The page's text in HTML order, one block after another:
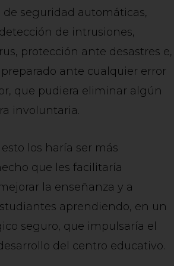
de seguridad automáticas,
de intrusiones,
protección ante desastres e,
ante cualquier error
que pudiera eliminar algún
involuntaria.
los haría ser más
que les facilitaría
la enseñanza y a
aprendiendo, en un
seguro, que impulsaría el
del centro educativo.